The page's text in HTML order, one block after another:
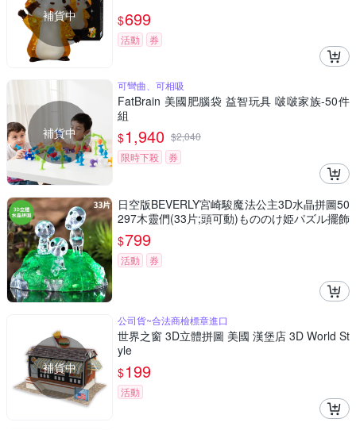
補貨中 $699
活動 券
補貨中
可彎曲、可相吸
FatBrain 美國肥腦袋 益智玩具 啵啵家族-50件
組
$1,940 $2,040
限時下殺
券
日空版BEVERLY宮崎駿魔法公主3D水晶拼圖50
297木靈們(33片;頭可動)もののけ姫パズル擺飾
吉卜力puzzle模型公仔
$799
活動 券
補貨中
公司貨~合法商檢標章進口
世界之窗 3D立體拼圖 美國 漢堡店 3D World St
yle
$199
活動